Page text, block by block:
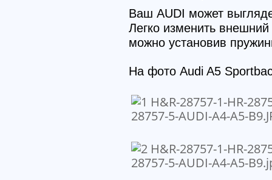
Ваш AUDI может
Легко изменить
можно установив
На фото Audi A5